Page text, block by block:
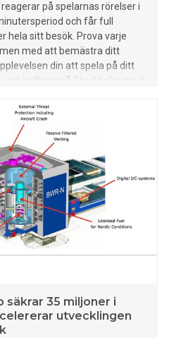
på spelarnas rörelser i
och får full
hela sitt besök. Prova varje
med att bemästra ditt
din att spela på ditt
att äntligen nå Stockholm med
jag ser fram emot att
City." — Courtnie Harries,
säkrar 35 miljoner i
utvecklingen